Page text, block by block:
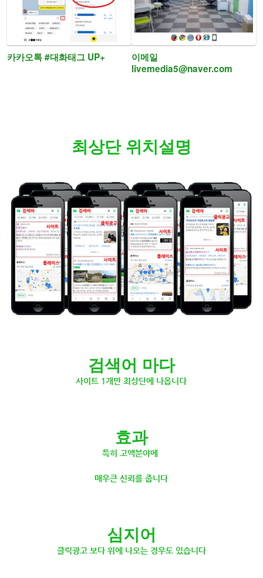
카카오톡 #대화태그 UP+
이메일
livemedia5@naver.com
최상단 위치설명
검색어 마다
사이트 1개만 최상단에 나옵니다
효과
특히 고액분야에
매우큰 신뢰를 줍니다
심지어
클릭광고 보다 위에 나오는 경우도 있습니다